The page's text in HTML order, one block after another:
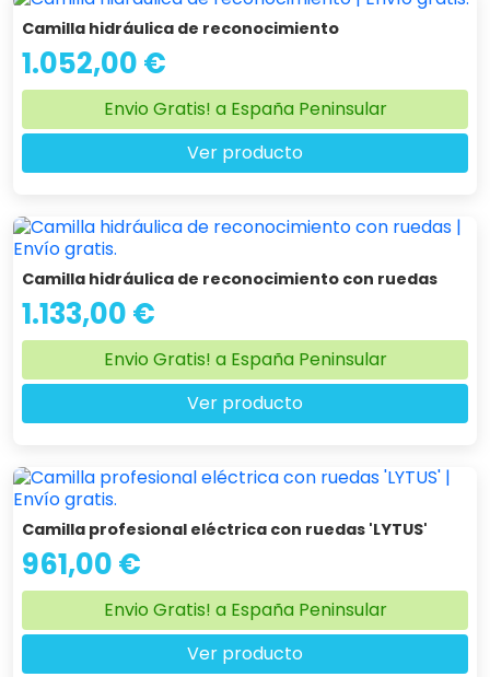
Camilla hidráulica de reconocimiento
1.052,00 €
Envio Gratis! a España Peninsular
Ver producto
Camilla hidráulica de reconocimiento con ruedas
1.133,00 €
Envio Gratis! a España Peninsular
Ver producto
Camilla profesional eléctrica con ruedas 'LYTUS'
961,00 €
Envio Gratis! a España Peninsular
Ver producto